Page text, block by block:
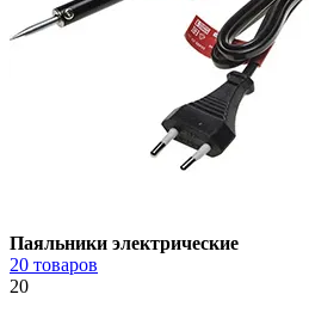
Паяльники электрические
20 товаров
20